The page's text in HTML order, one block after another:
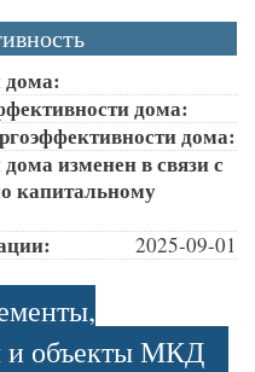
дома:
дома:
дома:
изменен в связи с
капитальному
2025-09-01
и объекты МКД